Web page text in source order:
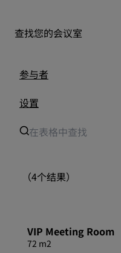
查找您的会议室
参与者
设置
（4个结果）
VIP Meeting Room
72 m2